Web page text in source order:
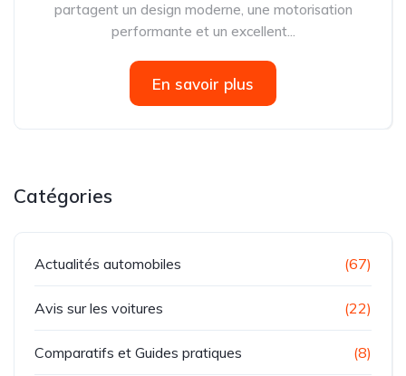
partagent un design moderne, une motorisation
performante et un excellent...
En savoir plus
Catégories
Actualités automobiles (67)
Avis sur les voitures (22)
Comparatifs et Guides pratiques (8)